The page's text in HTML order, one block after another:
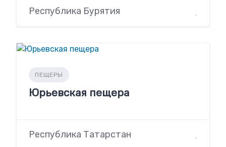
Республика Бурятия
ПЕЩЕРЫ
Юрьевская пещера
Республика Татарстан